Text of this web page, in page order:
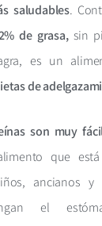
saludables.
de grasa, sin
es un
de
son muy
que está
ancianos y
el